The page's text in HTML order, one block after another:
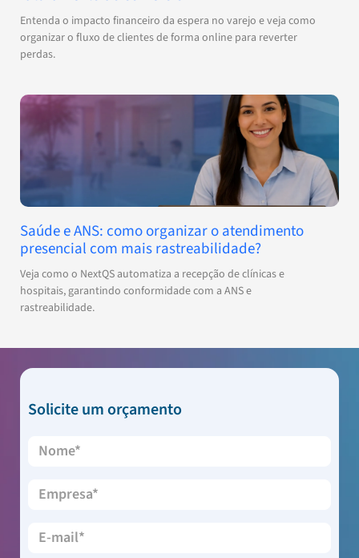
Entenda o impacto financeiro da espera no varejo e veja como
organizar o fluxo de clientes de forma online para reverter
perdas.
Saúde e ANS: como organizar o atendimento
presencial com mais rastreabilidade?
Veja como o NextQS automatiza a recepção de clínicas e
hospitais, garantindo conformidade com a ANS e
rastreabilidade.
Solicite um orçamento